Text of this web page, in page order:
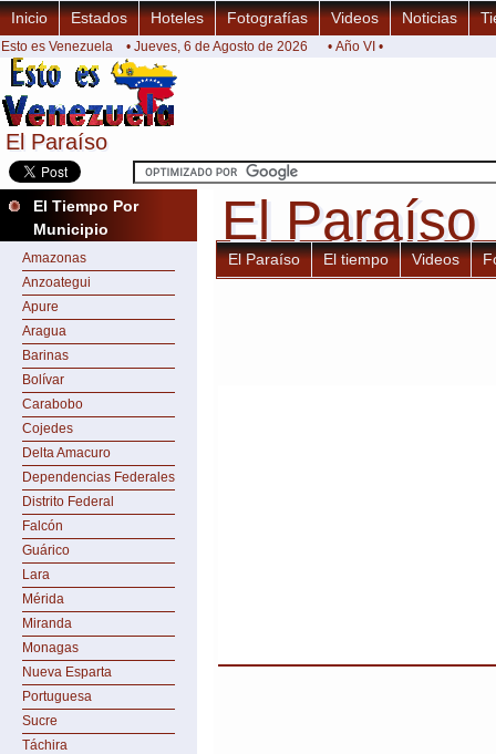
El Paraíso
El Paraíso
Inicio Estados Hoteles Fotografías Videos Noticias
Esto es Venezuela • Jueves, 6 de Agosto de 2026 • Año VI •
El Tiempo Por
Municipio
Amazonas
Anzoategui
Apure
Aragua
Barinas
Bolívar
Carabobo
Cojedes
Delta Amacuro
Dependencias Federales
Distrito Federal
Falcón
Guárico
Lara
Mérida
Miranda
Monagas
Nueva Esparta
Portuguesa
Sucre
Táchira
El Paraíso
El Paraíso
El Paraíso El tiempo Videos